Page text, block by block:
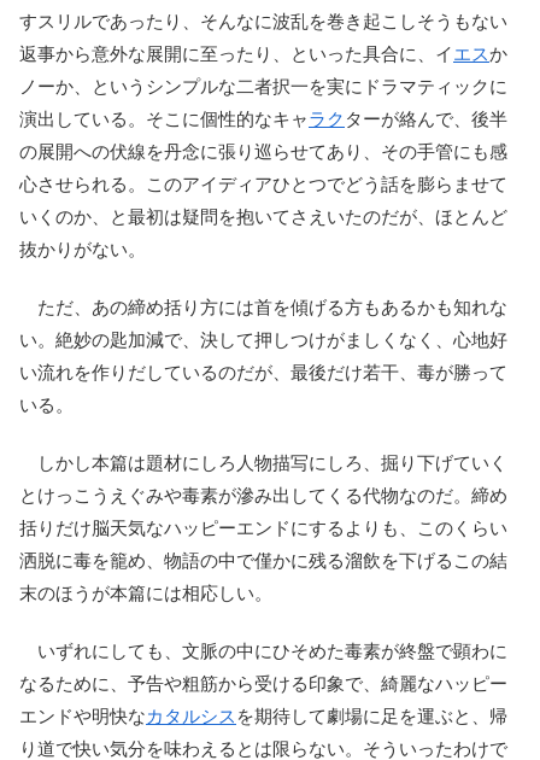
すスリルであったり、そんなに波乱を巻き起こしそうもない
返事から意外な展開に至ったり、といった具合に、イエスか
ノーか、というシンプルな二者択一を実にドラマティックに
演出している。そこに個性的なキャラク ターが絡んで、後半
の展開への伏線を丹念に張り巡らせてあり、その手管にも感
心させられる。このアイディアひとつでどう話を膨らませて
いくのか、と最初は疑問を抱いてさえいたのだが、ほとんど
抜かりがない。
ただ、あの締め括り方には首を傾げる方もあるかも知れな
い。絶妙の匙加減で、決して押しつけがましくなく、心地好
い流れを作りだしているのだが、最後だけ若干、毒が勝って
いる。
しかし本篇は題材にしろ人物描写にしろ、掘り下げていく
とけっこうえぐみや毒素が滲み出してくる代物なのだ。締め
括りだけ脳天気なハッピーエンドにするよりも、このくらい
洒脱に毒を籠め、物語の中で僅かに残る溜飲を下げるこの結
末のほうが本篇には相応しい。
いずれにしても、文脈の中にひそめた毒素が終盤で顕わに
なるために、予告や粗筋から受ける印象で、綺麗なハッピー
エンドや明快なカタルシス を期待して劇場に足を運ぶと、帰
り道で快い気分を味わえるとは限らない。そういったわけで